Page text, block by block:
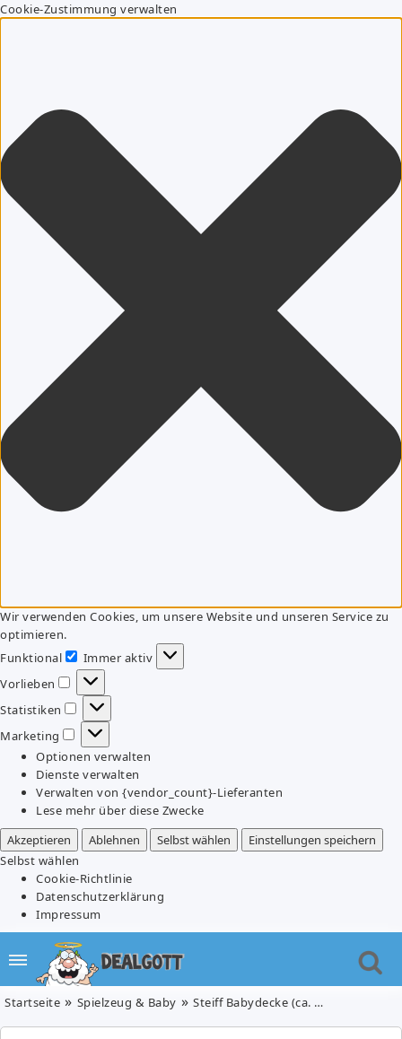
Cookie-Zustimmung verwalten
Wir verwenden Cookies, um unsere Website und unseren Service zu
optimieren.
Funktional
Funktional
Immer aktiv
Vorlieben
Vorlieben
Statistiken
Statistiken
Marketing
Marketing
Optionen verwalten
Dienste verwalten
Verwalten von {vendor_count}-Lieferanten
Lese mehr über diese Zwecke
Akzeptieren
Ablehnen Selbst wählen
Einstellungen speichern
Selbst wählen
Cookie-Richtlinie
Datenschutzerklärung
Impressum
Startseite Spielzeug & Baby Steiff Babydecke (ca. 95 x 65 cm, 100% Baumwolle) in versch. Farben für je 21,15€ zzgl. eventuell 4,95€ Versand (Vergleich: 36,80€)